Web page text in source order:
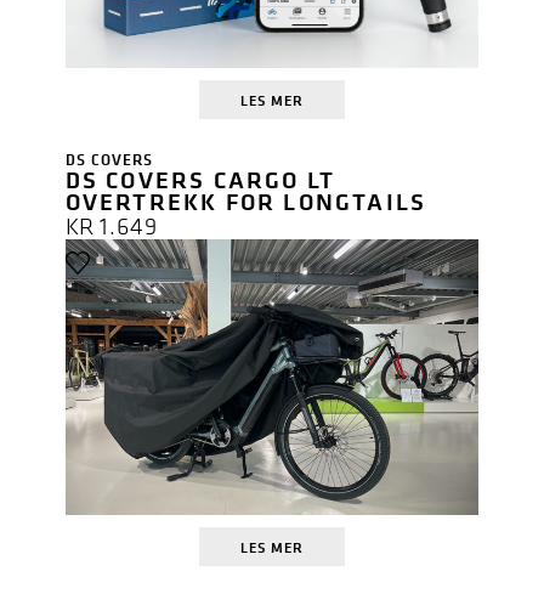
LES MER
DS COVERS
DS COVERS CARGO LT
OVERTREKK FOR LONGTAILS
KR1.649
LES MER